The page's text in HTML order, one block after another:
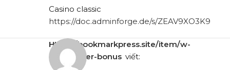
Casino classic
https://doc.adminforge.de/s/ZEAV9XO3K9
https://bookmarkpress.site/item/w-
chentlicher-bonus viết: